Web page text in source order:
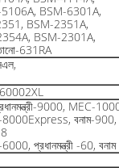
BSM-6301A,
BSM-2351A,
BSM-2301A,
631RA
9000, MEC-
8000Express, বনাম-900,
6000, প্রধানমন্ত্রী -60,